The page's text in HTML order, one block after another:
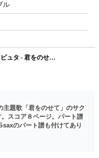
ル
天空の城ラピュタ - 君をのせて (サクソフォン四重奏) by kiminabe
主題歌「君をのせて」のサク
スコア８ページ。パート譜
のパート譜も付けてあり